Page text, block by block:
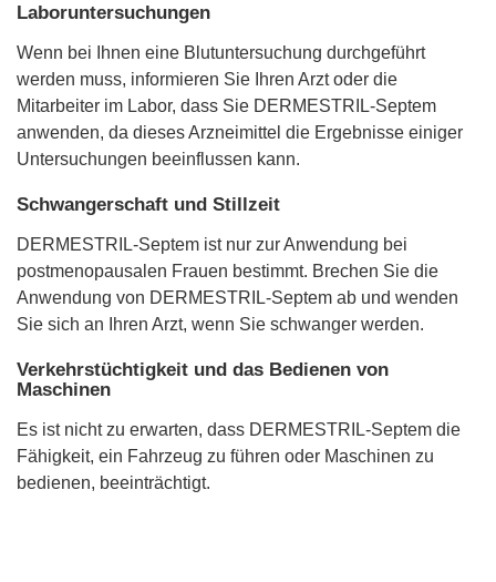
Laboruntersuchungen
Wenn bei Ihnen eine Blutuntersuchung durchgeführt
werden muss, informieren Sie Ihren Arzt oder die
Mitarbeiter im Labor, dass Sie DERMESTRIL-Septem
anwenden, da dieses Arzneimittel die Ergebnisse einiger
Untersuchungen beeinflussen kann.
Schwangerschaft und Stillzeit
DERMESTRIL-Septem ist nur zur Anwendung bei
postmenopausalen Frauen bestimmt. Brechen Sie die
Anwendung von DERMESTRIL-Septem ab und wenden
Sie sich an Ihren Arzt, wenn Sie schwanger werden.
Verkehrstüchtigkeit und das Bedienen von
Maschinen
Es ist nicht zu erwarten, dass DERMESTRIL-Septem die
Fähigkeit, ein Fahrzeug zu führen oder Maschinen zu
bedienen, beeinträchtigt.